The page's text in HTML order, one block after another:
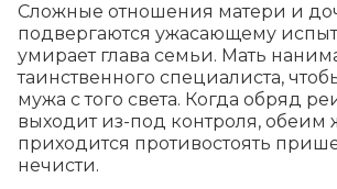
Сложные отношения матери и
подвергаются ужасающему
умирает глава семьи. Мать
таинственного специалиста,
мужа с того света. Когда обряд
выходит из-под контроля,
приходится противостоять
нечисти.